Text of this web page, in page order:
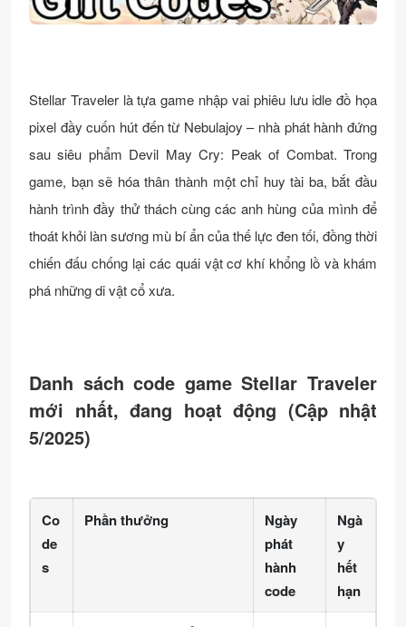
Stellar Traveler là tựa game nhập vai phiêu lưu idle đồ họa
pixel đầy cuốn hút đến từ Nebulajoy – nhà phát hành đứng
sau siêu phẩm Devil May Cry: Peak of Combat. Trong
game, bạn sẽ hóa thân thành một chỉ huy tài ba, bắt đầu
hành trình đầy thử thách cùng các anh hùng của mình để
thoát khỏi làn sương mù bí ẩn của thế lực đen tối, đồng thời
chiến đấu chống lại các quái vật cơ khí khổng lồ và khám
phá những di vật cổ xưa.
Danh sách code game Stellar Traveler
mới nhất, đang hoạt động (Cập nhật
5/2025)
Co
de
s
Phần thưởng
Ngày
phát
hành
code
Ngà
y
hết
hạn